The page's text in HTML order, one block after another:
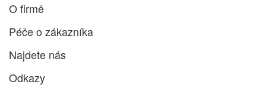
O firmě
Péče o zákazníka
Najdete nás
Odkazy